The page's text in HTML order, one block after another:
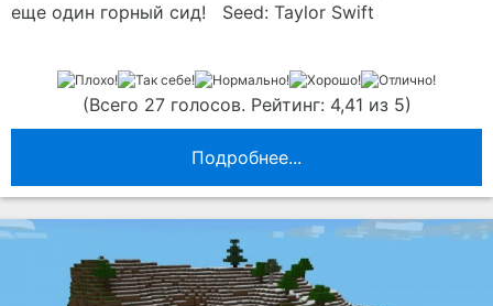
еще один горный сид! Seed: Taylor Swift
(Всего 27 голосов. Рейтинг: 4,41 из 5)
Подробнее...